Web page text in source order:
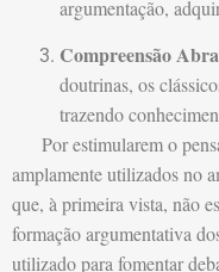
argumentação,
Compreensão
doutrinas, os
trazendo
Por estimularem o
amplamente utilizados no
que, à primeira vista, não
formação argumentativa
utilizado para fomentar